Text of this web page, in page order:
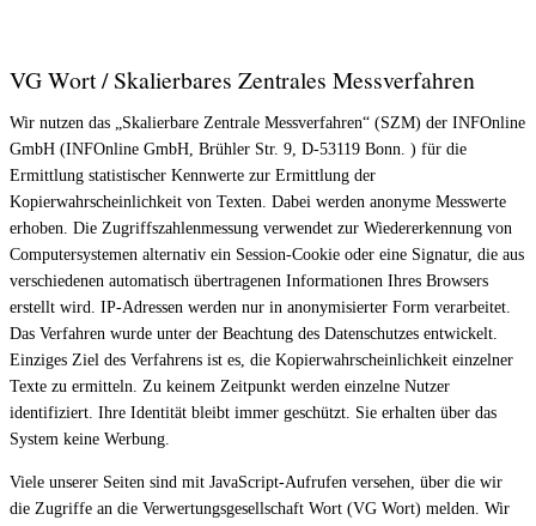
VG Wort / Skalierbares Zentrales Messverfahren
Wir nutzen das „Skalierbare Zentrale Messverfahren“ (SZM) der INFOnline
GmbH (INFOnline GmbH, Brühler Str. 9, D-53119 Bonn. ) für die
Ermittlung statistischer Kennwerte zur Ermittlung der
Kopierwahrscheinlichkeit von Texten. Dabei werden anonyme Messwerte
erhoben. Die Zugriffszahlenmessung verwendet zur Wiedererkennung von
Computersystemen alternativ ein Session-Cookie oder eine Signatur, die aus
verschiedenen automatisch übertragenen Informationen Ihres Browsers
erstellt wird. IP-Adressen werden nur in anonymisierter Form verarbeitet.
Das Verfahren wurde unter der Beachtung des Datenschutzes entwickelt.
Einziges Ziel des Verfahrens ist es, die Kopierwahrscheinlichkeit einzelner
Texte zu ermitteln. Zu keinem Zeitpunkt werden einzelne Nutzer
identifiziert. Ihre Identität bleibt immer geschützt. Sie erhalten über das
System keine Werbung.
Viele unserer Seiten sind mit JavaScript-Aufrufen versehen, über die wir
die Zugriffe an die Verwertungsgesellschaft Wort (VG Wort) melden. Wir